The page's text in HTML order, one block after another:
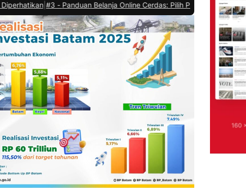
|#3 -Panduan Belanja Online Cerdas: Pilih Produk dengan Bijak dan